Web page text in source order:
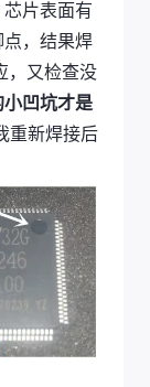
片表面有
，结果焊
，又检查没
凹坑才是
重新焊接后